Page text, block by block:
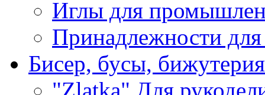
Иглы для
Принадлежности
Бисер, бусы, бижутерия
"Zlatka" Для